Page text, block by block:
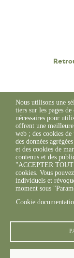
©
Nous utilisons une
tiers sur les pages
nécessaires pour
offrent une
web ; des cookies
des données
et des cookies de
contenus et des
"ACCEPTER
cookies. Vous
individuels et
moment sous
Cookie